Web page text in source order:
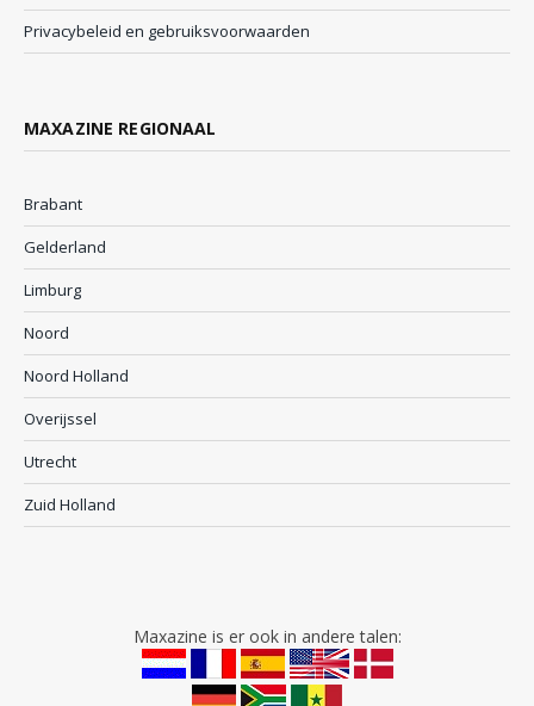
Privacybeleid en gebruiksvoorwaarden
MAXAZINE REGIONAAL
Brabant
Gelderland
Limburg
Noord
Noord Holland
Overijssel
Utrecht
Zuid Holland
Maxazine is er ook in andere talen: